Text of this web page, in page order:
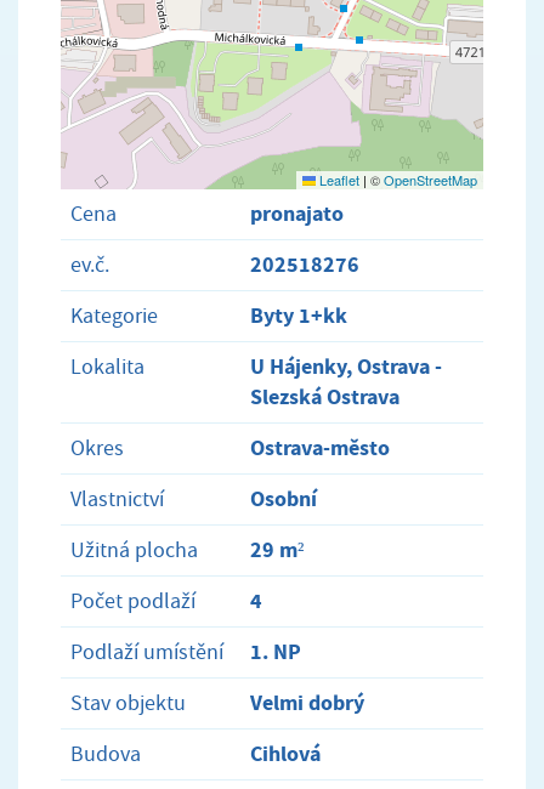
Leaflet | ©OpenStreetMap
Cena pronajato
ev.č. 202518276
Kategorie Byty 1+kk
Lokalita
U Hájenky, Ostrava -
Slezská Ostrava
Okres Ostrava-město
Vlastnictví Osobní
Užitná plocha 29 m²
Počet podlaží 4
Podlaží umístění 1. NP
Stav objektu Velmi dobrý
Budova Cihlová